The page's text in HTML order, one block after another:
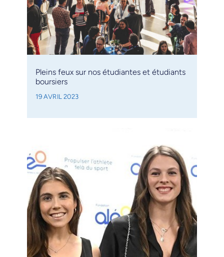
Pleins feux sur nos étudiantes et étudiants
boursiers
19 AVRIL 2023